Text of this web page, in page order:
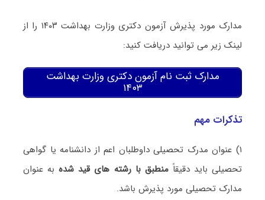
مدارک مورد پذیرش آزمون دکتری وزارت بهداشت ۱۴۰۳ را از
لینک زیر می توانید دریافت کنید:
مدارک ثبت‌ نام آزمون دکتری وزارت بهداشت
۱۴۰۳
تذکرات مهم
۱) عنوان مدرک تحصیلی داوطلبان اعم از دانشنامه یا گواهی
تحصیلی باید دقیقاًمنطبق با رشته های قید شدهبه عنوان
مدارک تحصیلی مورد پذیرش باشد.